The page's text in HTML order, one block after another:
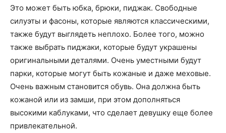
Это может быть юбка, брюки, пиджак. Свободные
силуэты и фасоны, которые являются классическими,
также будут выглядеть неплохо. Более того, можно
также выбрать пиджаки, которые будут украшены
оригинальными деталями. Очень уместными будут
парки, которые могут быть кожаные и даже меховые.
Очень важным становится обувь. Она должна быть
кожаной или из замши, при этом дополняться
высокими каблуками, что сделает девушку еще более
привлекательной.